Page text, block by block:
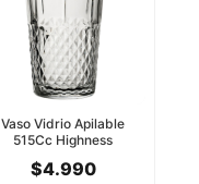
Vaso Vidrio Apilable
515Cc Highness
$4.990